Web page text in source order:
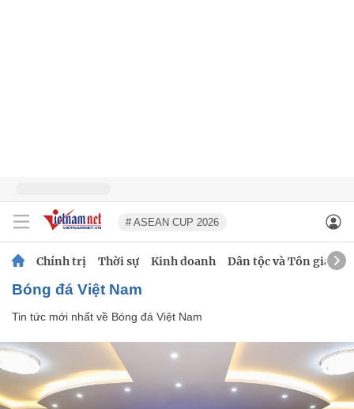
# ASEAN CUP 2026
Chính trị Thời sự Kinh doanh Dân tộc và Tôn giáo
Bóng đá Việt Nam
Tin tức mới nhất về Bóng đá Việt Nam